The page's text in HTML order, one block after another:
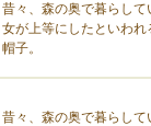
昔々、森の奥で暮らして
女が上等にしたといわれ
帽子。
昔々、森の奥で暮らして